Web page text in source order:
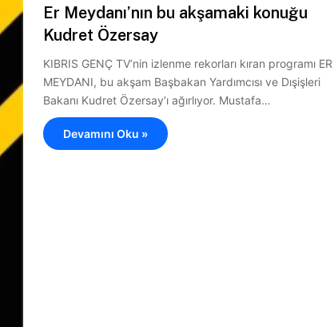
Er Meydanı’nın bu akşamaki konuğu
Kudret Özersay
KIBRIS GENÇ TV’nin izlenme rekorları kıran programı ER
MEYDANI, bu akşam Başbakan Yardımcısı ve Dışişleri
Bakanı Kudret Özersay’ı ağırlıyor. Mustafa…
Devamını Oku »